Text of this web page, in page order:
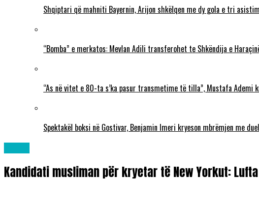
Shqiptari që mahniti Bayernin, Arijon shkëlqen me dy gola e tri
“Bomba” e merkatos: Mevlan Adili transferohet te Shkëndija e
“As në vitet e 80-ta s’ka pasur transmetime të tilla”, Mustafa Ademi
Spektakël boksi në Gostivar, Benjamin Imeri kryeson mbrëmjen me
Kandidati musliman për kryetar të New Yorkut: